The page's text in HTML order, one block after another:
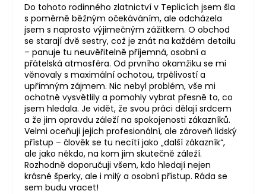
Do tohoto rodinného zlatnictví v Teplicích jsem šla
s poměrně běžným očekáváním, ale odcházela
jsem s naprosto výjimečným zážitkem. O obchod
se starají dvě sestry, což je znát na každém detailu
– panuje tu neuvěřitelně příjemná, osobní a
přátelská atmosféra. Od prvního okamžiku se mi
věnovaly s maximální ochotou, trpělivostí a
upřímným zájmem. Nic nebyl problém, vše mi
ochotně vysvětlily a pomohly vybrat přesně to, co
jsem hledala. Je vidět, že svou práci dělají srdcem
a že jim opravdu záleží na spokojenosti zákazníků.
Velmi oceňuji jejich profesionální, ale zároveň lidský
přístup – člověk se tu necítí jako „další zákazník“,
ale jako někdo, na kom jim skutečně záleží.
Rozhodně doporučuji všem, kdo hledají nejen
krásné šperky, ale i milý a osobní přístup. Ráda se
sem budu vracet!